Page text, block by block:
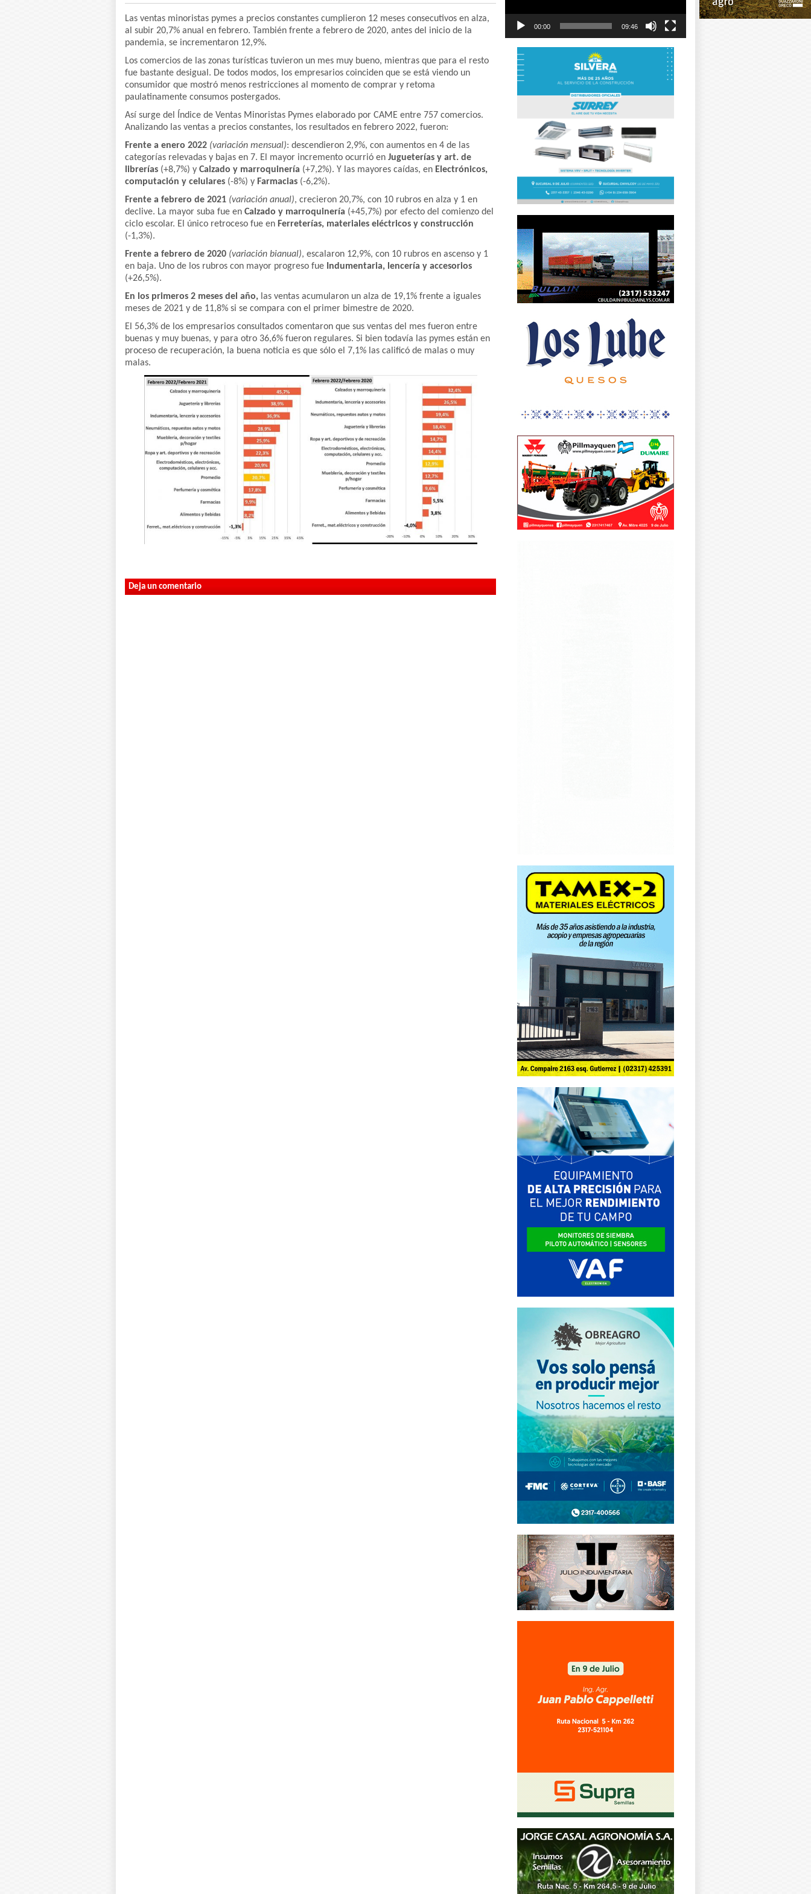
Las ventas minoristas pymes a precios constantes cumplieron 12 meses consecutivos en alza,
al subir 20,7% anual en febrero. También frente a febrero de 2020, antes del inicio de la
pandemia, se incrementaron 12,9%.
Los comercios de las zonas turísticas tuvieron un mes muy bueno, mientras que para el resto
fue bastante desigual. De todos modos, los empresarios coinciden que se está viendo un
consumidor que mostró menos restricciones al momento de comprar y retoma
paulatinamente consumos postergados.
Así surge del Índice de Ventas Minoristas Pymes elaborado por CAME entre 757 comercios.
Analizando las ventas a precios constantes, los resultados en febrero 2022, fueron:
Frente a enero 2022 (variación mensual): descendieron 2,9%, con aumentos en 4 de las
categorías relevadas y bajas en 7. El mayor incremento ocurrió en Jugueterías y art. de
librerías (+8,7%) y Calzado y marroquinería (+7,2%). Y las mayores caídas, en Electrónicos,
computación y celulares (-8%) y Farmacias (-6,2%).
Frente a febrero de 2021 (variación anual), crecieron 20,7%, con 10 rubros en alza y 1 en
declive. La mayor suba fue en Calzado y marroquinería (+45,7%) por efecto del comienzo del
ciclo escolar. El único retroceso fue en Ferreterías, materiales eléctricos y construcción
(-1,3%).
Frente a febrero de 2020 (variación bianual), escalaron 12,9%, con 10 rubros en ascenso y 1
en baja. Uno de los rubros con mayor progreso fue Indumentaria, lencería y accesorios
(+26,5%).
En los primeros 2 meses del año, las ventas acumularon un alza de 19,1% frente a iguales
meses de 2021 y de 11,8% si se compara con el primer bimestre de 2020.
El 56,3% de los empresarios consultados comentaron que sus ventas del mes fueron entre
buenas y muy buenas, y para otro 36,6% fueron regulares. Si bien todavía las pymes están en
proceso de recuperación, la buena noticia es que sólo el 7,1% las calificó de malas o muy
malas.
Deja un comentario
00:00 09:46